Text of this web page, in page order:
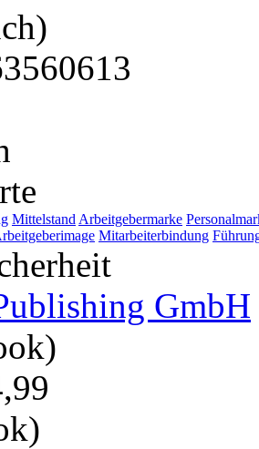
Mittelstand Arbeitgebermarke
Mitarbeiterbindung
GmbH